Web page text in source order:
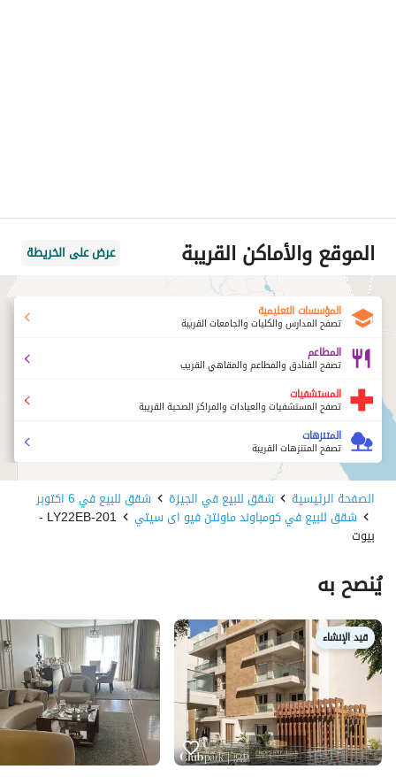
الموقع والأماكن القريبة عرض على الخريطة
المؤسسات التعليمية
تصفح المدارس والكليات والجامعات القريبة
المطاعم
تصفح الفنادق والمطاعم والمقاهي القريب
المستشفيات
تصفح المستشفيات والعيادات والمراكز الصحية القريبة
المتنزهات
تصفح المتنزهات القريبة
الصفحة الرئيسية شقق للبيع في الجيزة شقق للبيع في 6 اكتوبر
شقق للبيع في كومباوند ماونتن فيو اى سيتي 201-LY22EB -
بيوت
يُنصح به
قيد الإنشاء